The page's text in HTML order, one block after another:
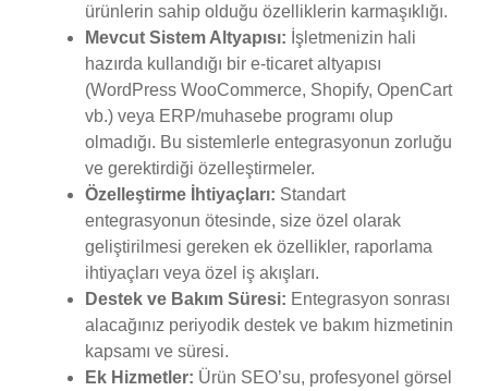
ürünlerin sahip olduğu özelliklerin karmaşıklığı.
Mevcut Sistem Altyapısı: İşletmenizin hali
hazırda kullandığı bir e-ticaret altyapısı
(WordPress WooCommerce, Shopify, OpenCart
vb.) veya ERP/muhasebe programı olup
olmadığı. Bu sistemlerle entegrasyonun zorluğu
ve gerektirdiği özelleştirmeler.
Özelleştirme İhtiyaçları: Standart
entegrasyonun ötesinde, size özel olarak
geliştirilmesi gereken ek özellikler, raporlama
ihtiyaçları veya özel iş akışları.
Destek ve Bakım Süresi: Entegrasyon sonrası
alacağınız periyodik destek ve bakım hizmetinin
kapsamı ve süresi.
Ek Hizmetler: Ürün SEO’su, profesyonel görsel